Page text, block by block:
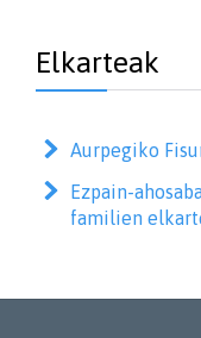
Elkarteak
Aurpegiko
Ezpain-
familien